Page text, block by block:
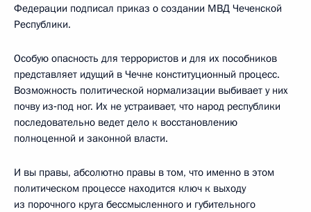
Федерации подписал приказ о создании МВД Чеченской
Республики.
Особую опасность для террористов и для их пособников
представляет идущий в Чечне конституционный процесс.
Возможность политической нормализации выбивает у них
почву из‑под ног. Их не устраивает, что народ республики
последовательно ведет дело к восстановлению
полноценной и законной власти.
И вы правы, абсолютно правы в том, что именно в этом
политическом процессе находится ключ к выходу
из порочного круга бессмысленного и губительного